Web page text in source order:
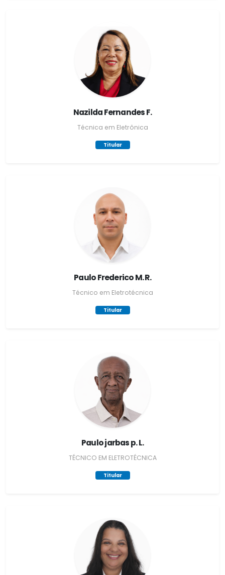
Nazilda Fernandes F.
Técnica em Eletrônica
Titular
Paulo Frederico M. R.
Técnico em Eletrotécnica
Titular
Paulo jarbas p. L.
TÉCNICO EM ELETROTÉCNICA
Titular